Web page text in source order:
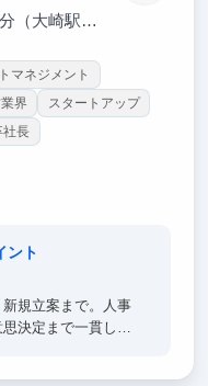
から徒歩8分）
マネジメント
界
スタートアップ
社長
ント
規立案まで。人事
決定まで一貫して